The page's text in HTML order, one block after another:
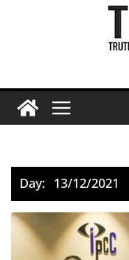
Day: 13/12/2021